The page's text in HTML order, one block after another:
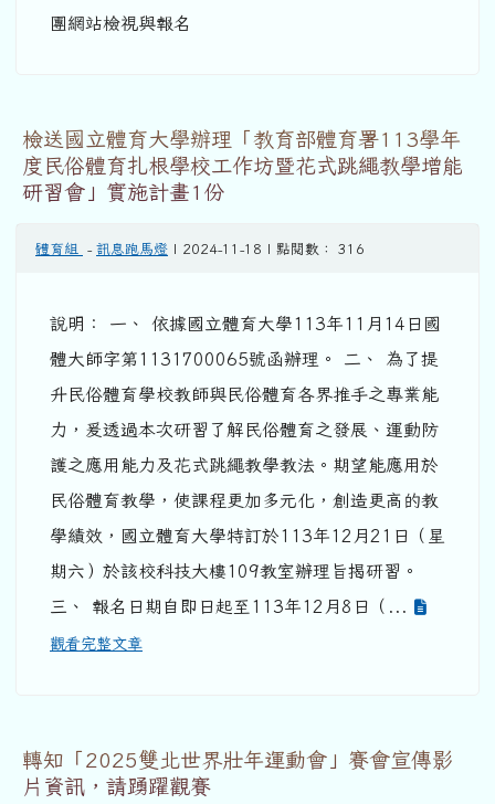
團網站檢視與報名
檢送國立體育大學辦理「教育部體育署113學年
度民俗體育扎根學校工作坊暨花式跳繩教學增能
研習會」實施計畫1份
體育組 - 訊息跑馬燈 | 2024-11-18 | 點閱數： 316
說明： 一、 依據國立體育大學113年11月14日國
體大師字第1131700065號函辦理。 二、 為了提
升民俗體育學校教師與民俗體育各界推手之專業能
力，爰透過本次研習了解民俗體育之發展、運動防
護之應用能力及花式跳繩教學教法。期望能應用於
民俗體育教學，使課程更加多元化，創造更高的教
學績效，國立體育大學特訂於113年12月21日（星
期六）於該校科技大樓109教室辦理旨揭研習。
三、 報名日期自即日起至113年12月8日（...
觀看完整文章
轉知「2025雙北世界壯年運動會」賽會宣傳影
片資訊，請踴躍觀賽